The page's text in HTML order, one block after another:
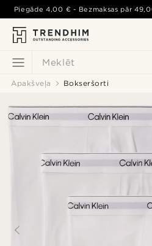
Meklēt
Piegāde4,00 € - Bezmaksas pār
Apakšveļa Bokseršorti